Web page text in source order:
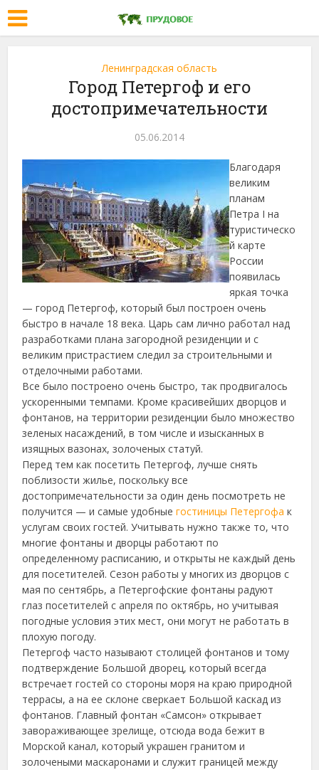
Ленинградская область
Город Петергоф и его
достопримечательности
05.06.2014
Благодаря
великим
планам
Петра I на
туристическо
й карте
России
появилась
яркая точка
— город Петергоф, который был построен очень
быстро в начале 18 века. Царь сам лично работал над
разработками плана загородной резиденции и с
великим пристрастием следил за строительными и
отделочными работами.
Все было построено очень быстро, так продвигалось
ускоренными темпами. Кроме красивейших дворцов и
фонтанов, на территории резиденции было множество
зеленых насаждений, в том числе и изысканных в
изящных вазонах, золоченых статуй.
Перед тем как посетить Петергоф, лучше снять
поблизости жилье, поскольку все
достопримечательности за один день посмотреть не
получится — и самые удобныегостиницы Петергофа к
услугам своих гостей. Учитывать нужно также то, что
многие фонтаны и дворцы работают по
определенному расписанию, и открыты не каждый день
для посетителей. Сезон работы у многих из дворцов с
мая по сентябрь, а Петергофские фонтаны радуют
глаз посетителей с апреля по октябрь, но учитывая
погодные условия этих мест, они могут не работать в
плохую погоду.
Петергоф часто называют столицей фонтанов и тому
подтверждение Большой дворец, который всегда
встречает гостей со стороны моря на краю природной
террасы, а на ее склоне сверкает Большой каскад из
фонтанов. Главный фонтан «Самсон» открывает
завораживающее зрелище, отсюда вода бежит в
Морской канал, который украшен гранитом и
золочеными маскаронами и служит границей между